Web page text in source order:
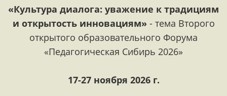
«Культура диалога: уважение к традициям
и открытость инновациям» - тема Второго
открытого образовательного Форума
«Педагогическая Сибирь 2026»
17-27 ноября 2026 г.